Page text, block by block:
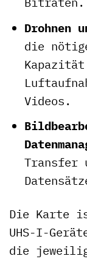
Drohnen
die
Videos.
Transfer
Die Karte
UHS-I-
die